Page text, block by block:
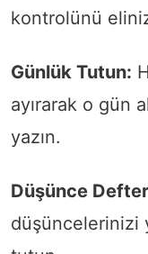
kontrolünü
Günlük Tutun:
ayırarak o gün
yazın.
Düşünce
düşüncelerinizi